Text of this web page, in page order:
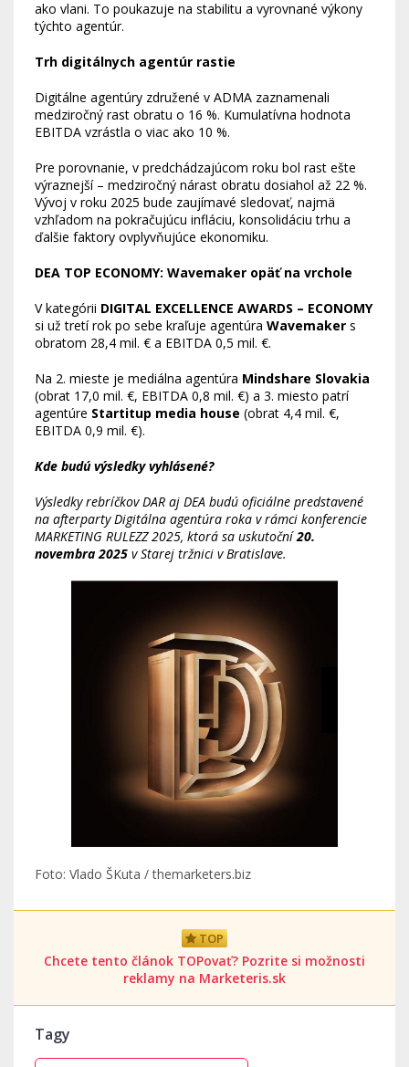
ako vlani. To poukazuje na stabilitu a vyrovnané výkony
týchto agentúr.
Trh digitálnych agentúr rastie
Digitálne agentúry združené v ADMA zaznamenali
medziročný rast obratu o 16 %. Kumulatívna hodnota
EBITDA vzrástla o viac ako 10 %.
Pre porovnanie, v predchádzajúcom roku bol rast ešte
výraznejší – medziročný nárast obratu dosiahol až 22 %.
Vývoj v roku 2025 bude zaujímavé sledovať, najmä
vzhľadom na pokračujúcu infláciu, konsolidáciu trhu a
ďalšie faktory ovplyvňujúce ekonomiku.
DEA TOP ECONOMY: Wavemaker opäť na vrchole
V kategórii DIGITAL EXCELLENCE AWARDS – ECONOMY
si už tretí rok po sebe kraľuje agentúra Wavemaker s
obratom 28,4 mil. € a EBITDA 0,5 mil. €.
Na 2. mieste je mediálna agentúra Mindshare Slovakia
(obrat 17,0 mil. €, EBITDA 0,8 mil. €) a 3. miesto patrí
agentúre Startitup media house (obrat 4,4 mil. €,
EBITDA 0,9 mil. €).
Kde budú výsledky vyhlásené?
Výsledky rebríčkov DAR aj DEA budú oficiálne predstavené
na afterparty Digitálna agentúra roka v rámci konferencie
MARKETING RULEZZ 2025, ktorá sa uskutoční20.
novembra 2025 v Starej tržnici v Bratislave.
Foto: Vlado ŠKuta / themarketers.biz
TOP
Chcete tento článok TOPovať? Pozrite si možnosti
reklamy na Marketeris.sk
Tagy